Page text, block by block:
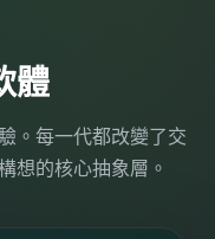
體
。每一代都改變了交
想的核心抽象層。